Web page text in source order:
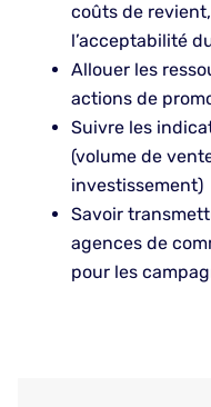
coûts de
l’acceptabilité
Allouer les
actions de
Suivre les
(volume de
investissement)
Savoir
agences de
pour les